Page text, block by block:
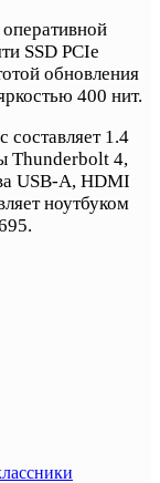
SSD PCIe
обновления
400 нит.
составляет 1.4
Thunderbolt 4,
USB-A, HDMI
ноутбуком